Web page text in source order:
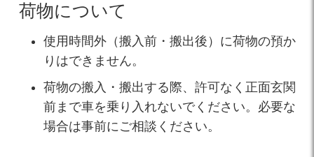
荷物について
使用時間外（搬入前・搬出後）に荷物の預か
りはできません。
荷物の搬入・搬出する際、許可なく正面玄関
前まで車を乗り入れないでください。必要な
場合は事前にご相談ください。